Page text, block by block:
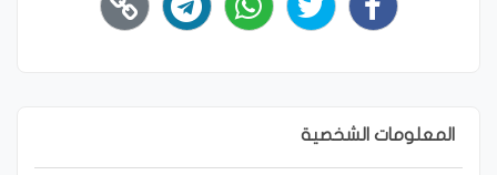
المعلومات الشخصية